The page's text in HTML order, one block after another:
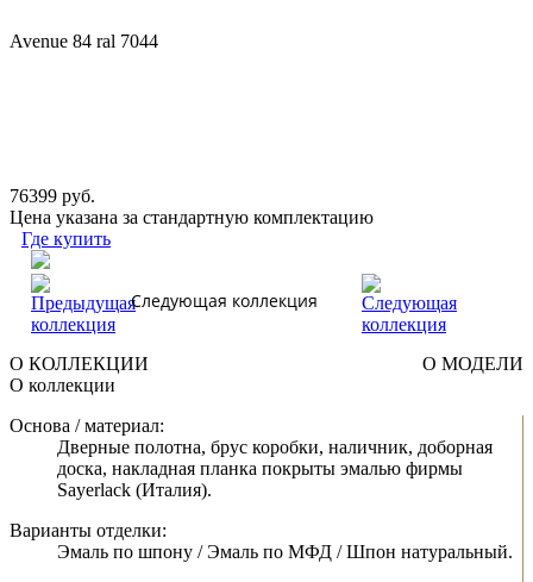
Avenue 84 ral 7044
76399 руб.
Цена указана за стандартную комплектацию
Где купить
Следующая коллекция
О КОЛЛЕКЦИИ
О МОДЕЛИ
О коллекции
Основа / материал:
Дверные полотна, брус коробки, наличник, доборная
доска, накладная планка покрыты эмалью фирмы
Sayerlack (Италия).
Варианты отделки:
Эмаль по шпону / Эмаль по МФД / Шпон натуральный.